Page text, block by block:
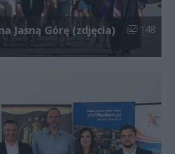
Jasną Górę (zdjęcia) Liczba
148